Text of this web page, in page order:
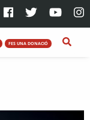
FES UNA DONACIÓ